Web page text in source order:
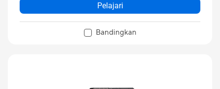
Pelajari
Bandingkan